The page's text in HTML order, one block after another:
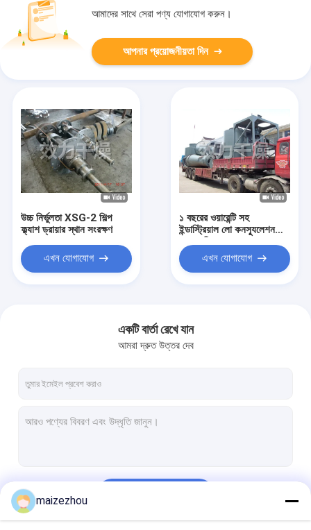
পণ্য
আমাদের সাথে সেরা পণ্য যোগাযোগ করুন।
আপনার প্রয়োজনীয়তা দিন
উচ্চ নির্ভুলতা XSG-2 শিল্প
ফ্ল্যাশ ড্রায়ার স্থান সংরক্ষণ
এখন যোগাযোগ
১ বছরের ওয়ারেন্টি সহ
ইন্ডাস্ট্রিয়াল লো কনস্যুলেশন
মেশিন
এখন যোগাযোগ
একটি বার্তা রেখে যান
আমরা দ্রুত উত্তর দেব
maizezhou